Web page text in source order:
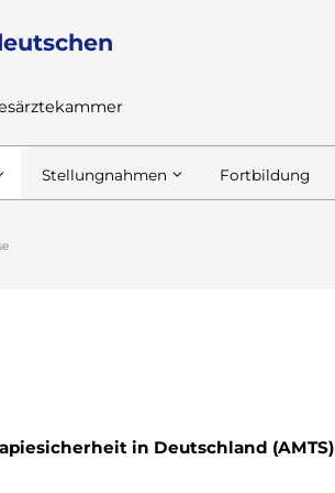
Stellungnahmen Fortbildung
in Deutschland (AMTS)